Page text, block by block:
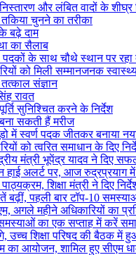
और लंबित वादों के शीघ्र
चुनने का तरीका
बढ़े दाम
का सैलाब
पदकों के साथ चौथे स्थान पर
को मिली सम्मानजनक
संज्ञान
रावत
सुनिश्चित करने के निर्देश
सकती हैं मरीज
स्वर्ण पदक जीतकर बनाया नया
को त्वरित समाधान के दिए
मंत्री भूपेंद्र यादव ने दिए
हाई अलर्ट पर, आज रुद्रप्रयाग
शिक्षा मंत्री ने दिए
बढ़ीं, पहली बार टॉप-10
अगले महीने अधिकारियों का
का एक सप्ताह में करें
उच्च शिक्षा परिषद की बैठक में
का आयोजन, शामिल हुए सीएम